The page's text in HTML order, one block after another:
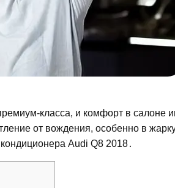
класса, и комфорт в салоне
от вождения, особенно в
Audi Q8 2018․